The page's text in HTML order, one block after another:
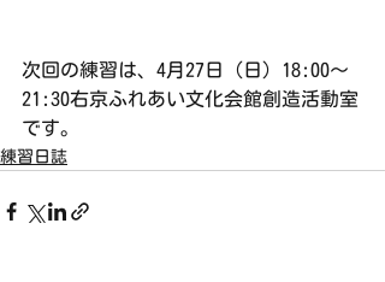
次回の練習は、4月27日（日）18:00〜
21:30右京ふれあい文化会館創造活動室
です。
練習日誌